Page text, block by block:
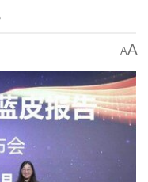
AA